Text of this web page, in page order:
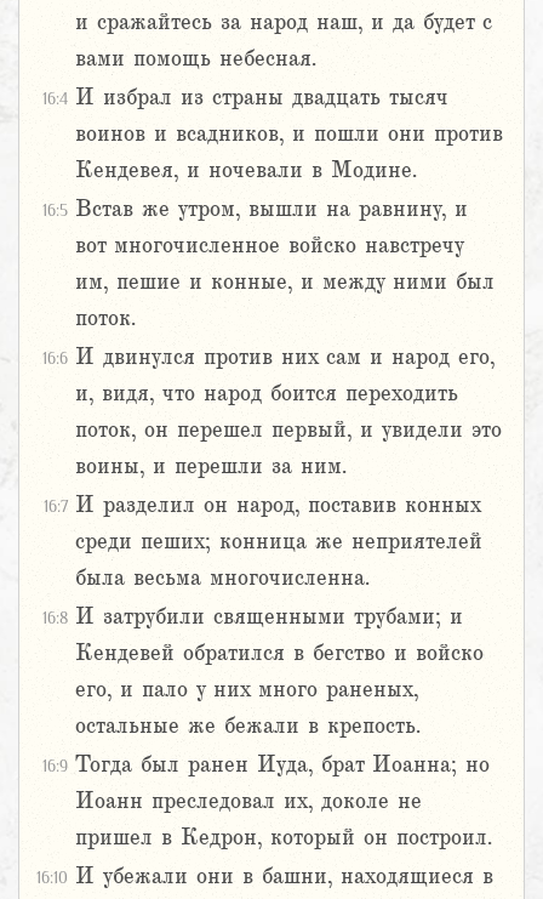
и сражайтесь за народ наш, и да будет с
вами помощь небесная.
16:4 И избрал из страны двадцать тысяч
воинов и всадников, и пошли они против
Кендевея, и ночевали в Модине.
16:5 Встав же утром, вышли на равнину, и
вот многочисленное войско навстречу
им, пешие и конные, и между ними был
поток.
16:6 И двинулся против них сам и народ его,
и, видя, что народ боится переходить
поток, он перешел первый, и увидели это
воины, и перешли за ним.
16:7 И разделил он народ, поставив конных
среди пеших; конница же неприятелей
была весьма многочисленна.
16:8 И затрубили священными трубами; и
Кендевей обратился в бегство и войско
его, и пало у них много раненых,
остальные же бежали в крепость.
16:9 Тогда был ранен Иуда, брат Иоанна; но
Иоанн преследовал их, доколе не
пришел в Кедрон, который он построил.
16:10 И убежали они в башни, находящиеся в